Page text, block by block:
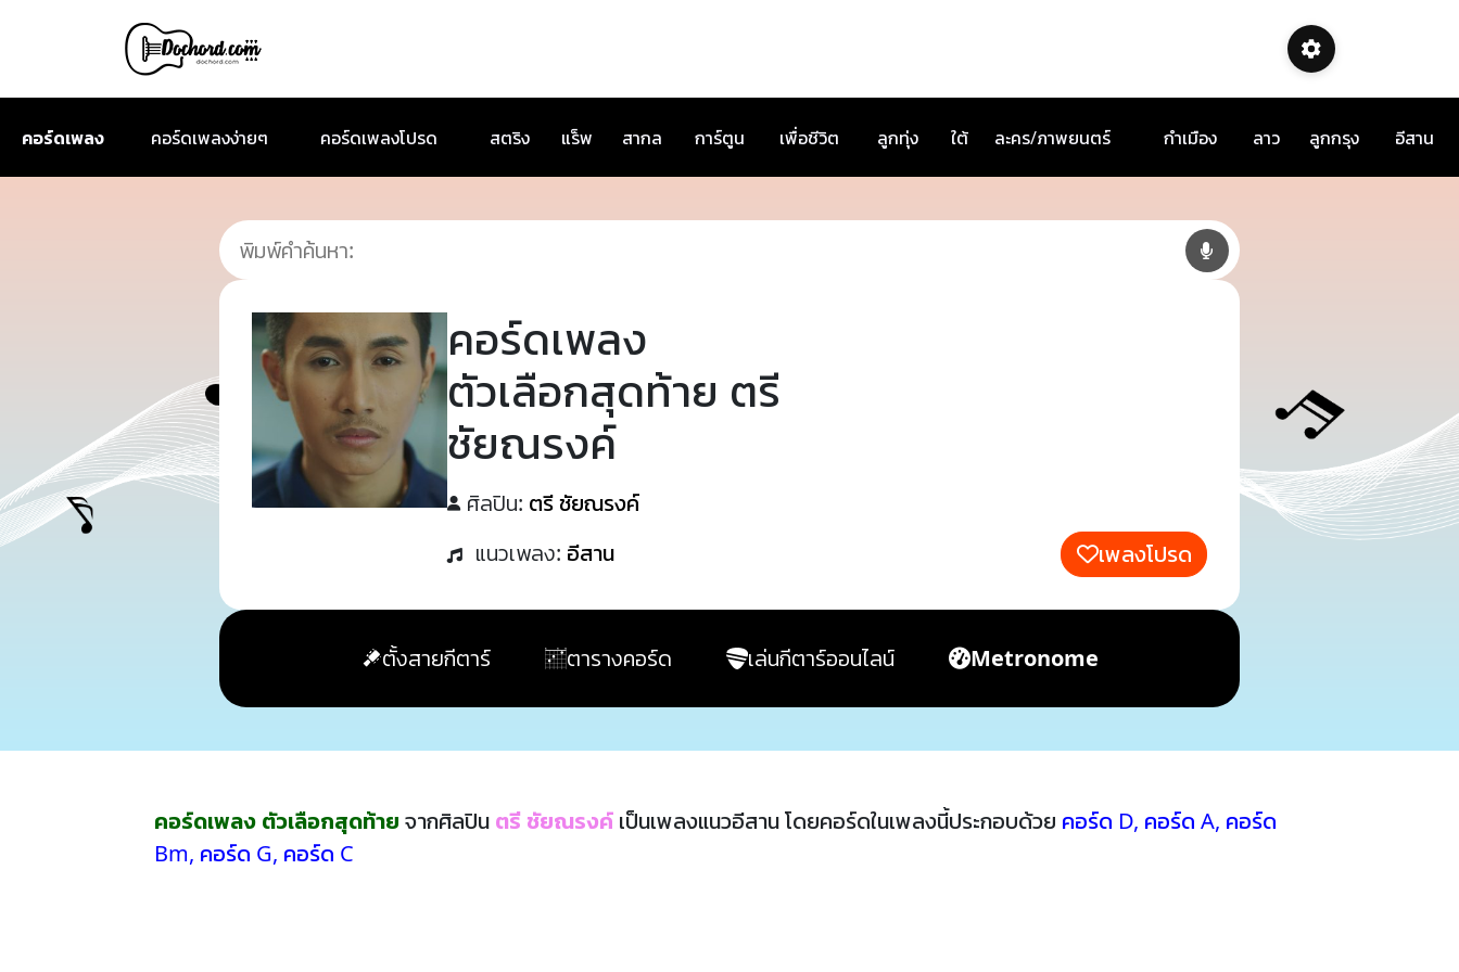
คอร์ดเพลง คอร์ดเพลงง่ายๆ คอร์ดเพลงโปรด สตริง แร็พ สากล การ์ตูน เพื่อชีวิต ลูกทุ่ง ใต้ ละคร/ภาพยนตร์ กำเมือง ลาว ลูกกรุง อีสาน
คอร์ดเพลง
ตัวเลือกสุดท้าย ตรี
ชัยณรงค์
ศิลปิน: ตรี ชัยณรงค์
แนวเพลง: อีสาน เพลงโปรด
ตั้งสายกีตาร์ ตารางคอร์ด เล่นกีตาร์ออนไลน์ Metronome
คอร์ดเพลง ตัวเลือกสุดท้าย จากศิลปิน ตรี ชัยณรงค์ เป็นเพลงแนวอีสาน โดยคอร์ดในเพลงนี้ประกอบด้วย คอร์ด D, คอร์ด A, คอร์ด
Bm, คอร์ด G, คอร์ด C